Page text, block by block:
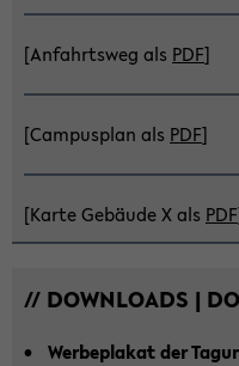
[An­fahrts­weg als PDF]
[Cam­pus­plan als PDF]
[Karte Ge­bäu­de X als PDF
// DOWN­LOADS |
Wer­be­pla­kat der